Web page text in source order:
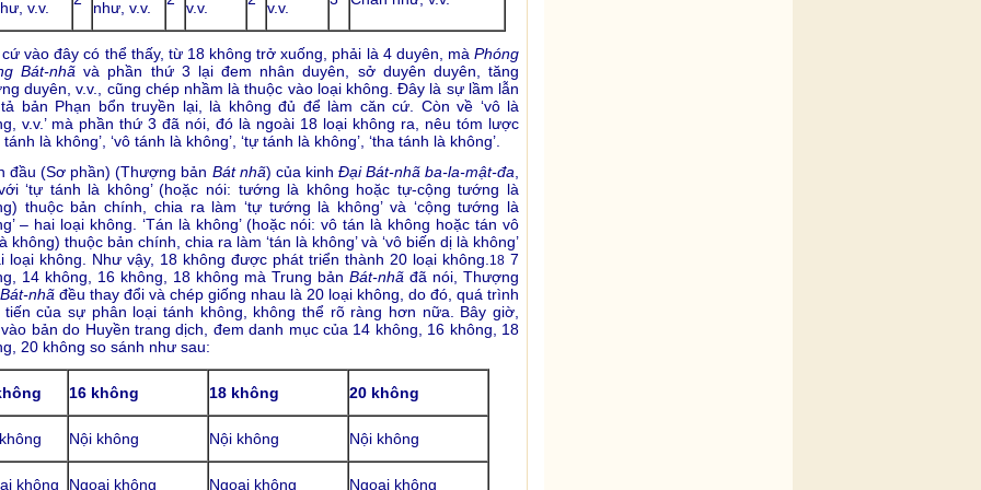
v.v. như, v.v. v.v. v.v.
vào đây có thể thấy, từ 18 không trở xuống, phải là 4 duyên, mà Phóng
Bát-nhã và phần thứ 3 lại đem nhân duyên, sở duyên duyên, tăng
duyên, v.v., cũng chép nhầm là thuộc vào loại không. Đây là sự lầm lẫn
bản Phạn bổn truyền lại, là không đủ để làm căn cứ. Còn về ‘vô là
v.v.’ mà phần thứ 3 đã nói, đó là ngoài 18 loại không ra, nêu tóm lược
tánh là không’, ‘vô tánh là không’, ‘tự tánh là không’, ‘tha tánh là không’.
đầu (Sơ phần) (Thượng bản Bát nhã) của kinh Đại Bát-nhã ba-la-mật-đa
‘tự tánh là không’ (hoặc nói: tướng là không hoặc tự-cộng tướng là
thuộc bản chính, chia ra làm ‘tự tướng là không’ và ‘cộng tướng là
– hai loại không. ‘Tán là không’ (hoặc nói: vô tán là không hoặc tán vô
không) thuộc bản chính, chia ra làm ‘tán là không’ và ‘vô biến dị là không’
loại không. Như vậy, 18 không được phát triển thành 20 loại không. 18 7
14 không, 16 không, 18 không mà Trung bản Bát-nhã đã nói, Thượng
Bát-nhã đều thay đổi và chép giống nhau là 20 loại không, do đó, quá trình
tiến của sự phân loại tánh không, không thể rõ ràng hơn nữa. Bây giờ,
bản do Huyền trang dịch, đem danh mục của 14 không, 16 không, 18
20 không so sánh như sau:
16 không 18 không 20 không
Nội không Nội không Nội không
không Ngoại không Ngoại không Ngoại không